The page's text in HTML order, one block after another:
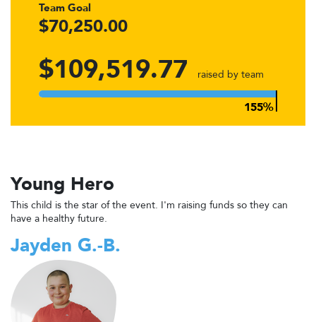
Team Goal
$70,250.00
$109,519.77 raised by team
Young Hero
This child is the star of the event. I'm raising funds so they can
have a healthy future.
Jayden G.-B.